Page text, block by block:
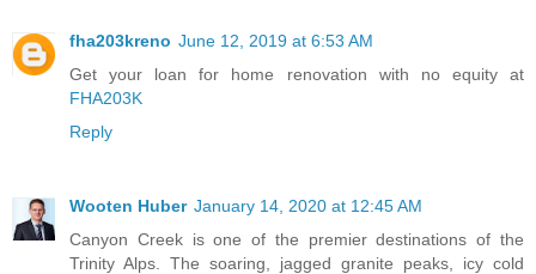
fha203kreno June 12, 2019 at 6:53 AM
Get your loan for home renovation with no equity at
FHA203K
Reply
Wooten Huber January 14, 2020 at 12:45 AM
Canyon Creek is one of the premier destinations of the
Trinity Alps. The soaring, jagged granite peaks, icy cold